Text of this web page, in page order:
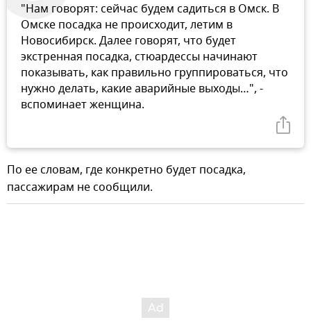
"Нам говорят: сейчас будем садиться в Омск. В
Омске посадка не происходит, летим в
Новосибирск. Далее говорят, что будет
экстренная посадка, стюардессы начинают
показывать, как правильно группироваться, что
нужно делать, какие аварийные выходы…", -
вспоминает женщина.
По ее словам, где конкретно будет посадка,
пассажирам не сообщили.